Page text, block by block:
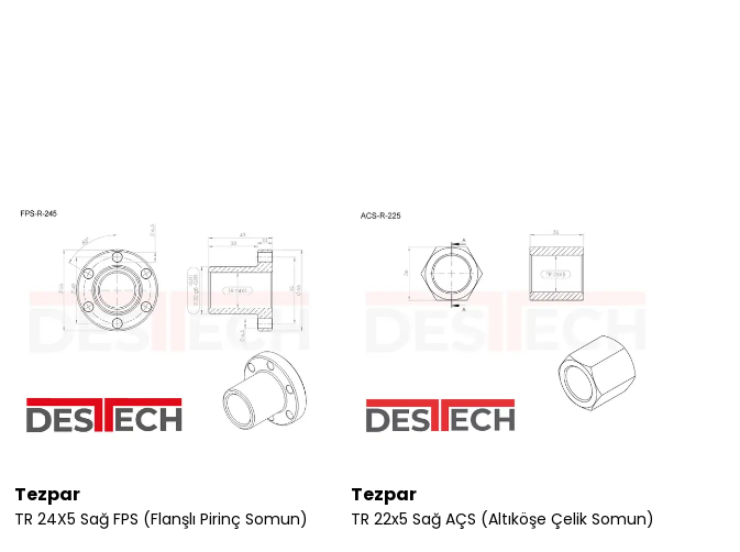
Tezpar
TR 24X5 Sağ FPS (Flanşlı Pirinç Somun)
Tezpar
TR 22x5 Sağ AÇS (Altıköşe Çelik Somun)